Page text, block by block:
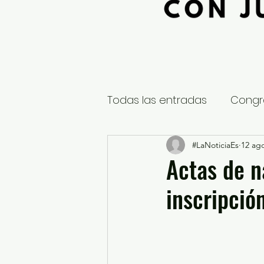
Todas las entradas
Nacional
Educación y Cultura
Actas de
#LaNoticiaEs 12